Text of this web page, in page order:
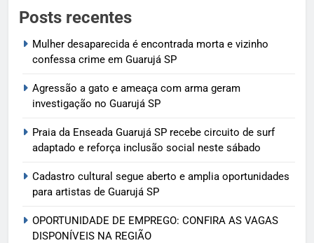
Posts recentes
Mulher desaparecida é encontrada morta e vizinho
confessa crime em Guarujá SP
Agressão a gato e ameaça com arma geram
investigação no Guarujá SP
Praia da Enseada Guarujá SP recebe circuito de surf
adaptado e reforça inclusão social neste sábado
Cadastro cultural segue aberto e amplia oportunidades
para artistas de Guarujá SP
OPORTUNIDADE DE EMPREGO: CONFIRA AS VAGAS
DISPONÍVEIS NA REGIÃO